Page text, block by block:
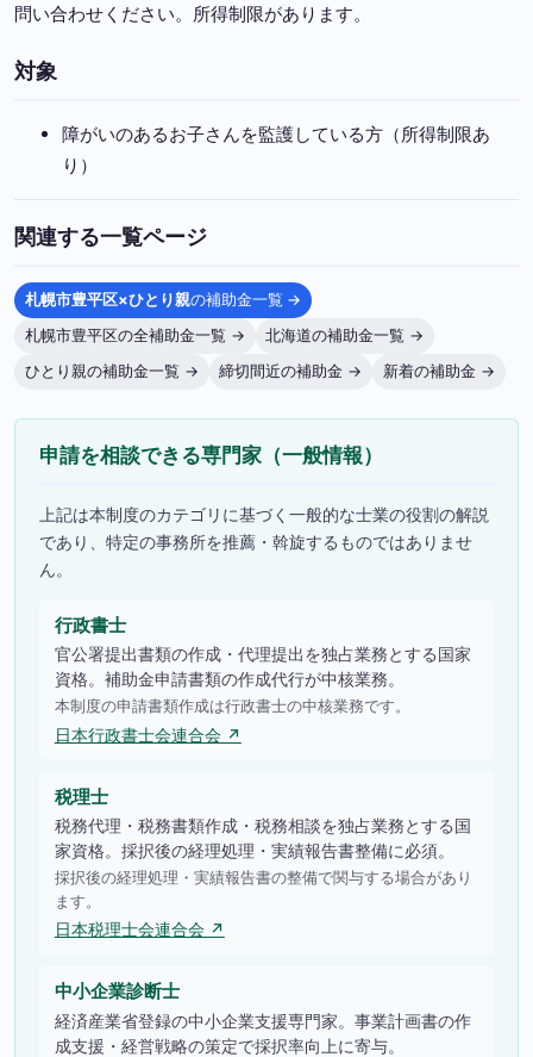
問い合わせください。所得制限があります。
対象
障がいのあるお子さんを監護している方（所得制限あ
り）
関連する一覧ページ
札幌市豊平区×ひとり親の補助金一覧 →
札幌市豊平区の全補助金一覧 →
北海道の補助金一覧 →
ひとり親の補助金一覧 →
締切間近の補助金 → 新着の補助金 →
申請を相談できる専門家（一般情報）
上記は本制度のカテゴリに基づく一般的な士業の役割の解説
であり、特定の事務所を推薦・斡旋するものではありませ
ん。
行政書士
官公署提出書類の作成・代理提出を独占業務とする国家
資格。補助金申請書類の作成代行が中核業務。
本制度の申請書類作成は行政書士の中核業務です。
日本行政書士会連合会 ↗
税理士
税務代理・税務書類作成・税務相談を独占業務とする国
家資格。採択後の経理処理・実績報告書整備に必須。
採択後の経理処理・実績報告書の整備で関与する場合があり
ます。
日本税理士会連合会 ↗
中小企業診断士
経済産業省登録の中小企業支援専門家。事業計画書の作
成支援・経営戦略の策定で採択率向上に寄与。